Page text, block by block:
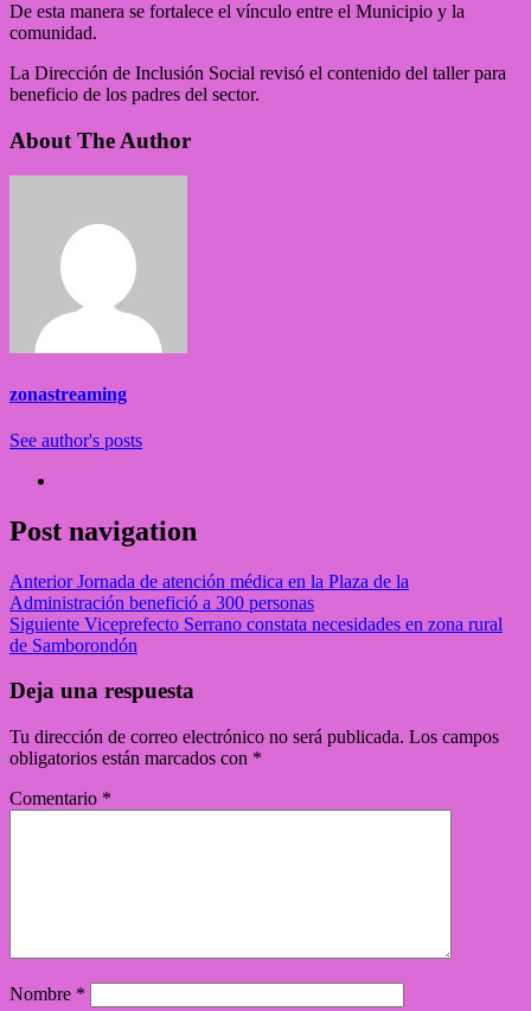
De esta manera se fortalece el vínculo entre el Municipio y la
comunidad.
La Dirección de Inclusión Social revisó el contenido del taller para
beneficio de los padres del sector.
About The Author
zonastreaming
See author's posts
Post navigation
AnteriorJornada de atención médica en la Plaza de la
Administración benefició a 300 personas
Siguiente Viceprefecto Serrano constata necesidades en zona rural
de Samborondón
Deja una respuesta
Tu dirección de correo electrónico no será publicada. Los campos
obligatorios están marcados con *
Comentario *
Nombre *